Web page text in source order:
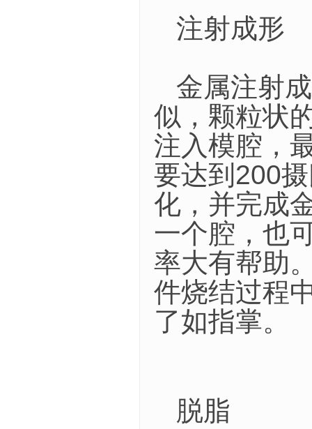
注射成形
金属注射
似，颗粒状
注入模腔，
要达到200
化，并完成
一个腔，也
率大有帮助
件烧结过程
了如指掌。
脱脂